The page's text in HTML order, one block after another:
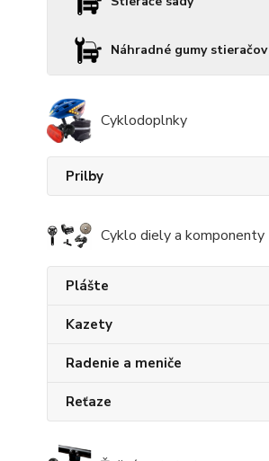
Náhradné gumy stieračov
Cyklodoplnky
Prilby
Cyklo diely a komponenty
Plášte
Kazety
Radenie a meniče
Reťaze